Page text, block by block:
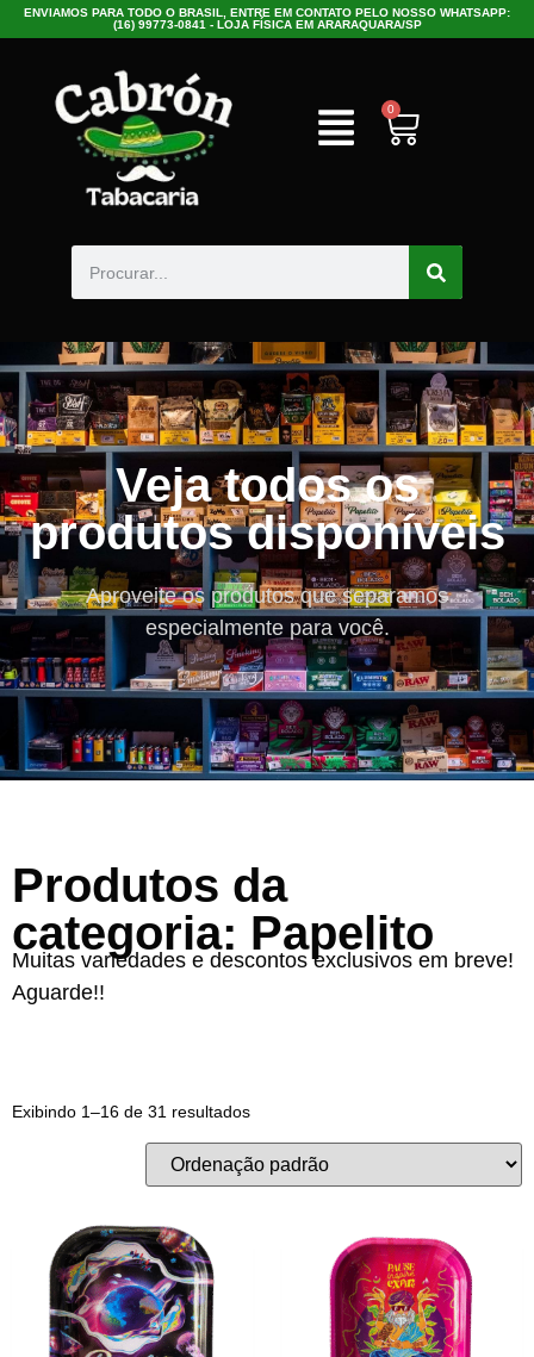
ENVIAMOS PARA TODO O BRASIL, ENTRE EM CONTATO PELO NOSSO WHATSAPP:
(16) 99773-0841 - LOJA FÍSICA EM ARARAQUARA/SP
0
Veja todos os
produtos disponíveis
Aproveite os produtos que separamos
especialmente para você.
Produtos da
categoria: Papelito
Muitas variedades e descontos exclusivos em breve!
Aguarde!!
Exibindo 1–16 de 31 resultados